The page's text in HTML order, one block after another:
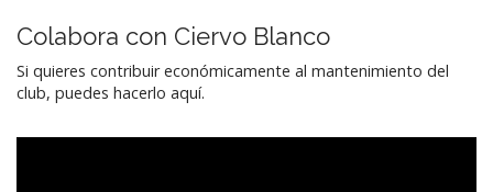
Colabora con Ciervo Blanco
Si quieres contribuir económicamente al mantenimiento del
club, puedes hacerlo aquí.